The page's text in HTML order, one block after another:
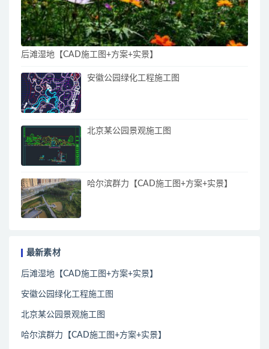
后滩湿地【CAD施工图+方案+实景】
安徽公园绿化工程施工图
北京某公园景观施工图
哈尔滨群力【CAD施工图+方案+实景】
最新素材
后滩湿地【CAD施工图+方案+实景】
安徽公园绿化工程施工图
北京某公园景观施工图
哈尔滨群力【CAD施工图+方案+实景】